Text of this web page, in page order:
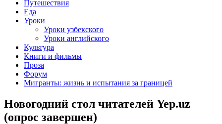
Путешествия
Еда
Уроки
Уроки узбекского
Уроки английского
Культура
Книги и фильмы
Проза
Форум
Мигранты: жизнь и испытания за границей
Новогодний стол читателей Yep.uz
(опрос завершен)